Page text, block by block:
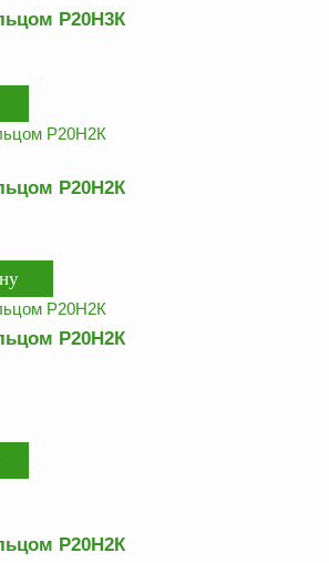
Р20Н3К
Р20Н2К
Р20Н2К
Р20Н2К